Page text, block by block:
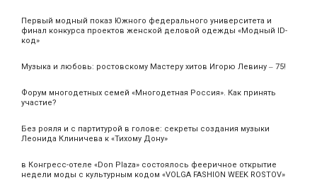
Первый модный показ Южного федерального университета и
финал конкурса проектов женской деловой одежды «Модный ID-
код»
Музыка и любовь: ростовскому Мастеру хитов Игорю Левину ‒ 75!
Форум многодетных семей «Многодетная Россия». Как принять
участие?
Без рояля и с партитурой в голове: секреты создания музыки
Леонида Клиничева к «Тихому Дону»
в Конгресс-отеле «Don Plaza» состоялось фееричное открытие
недели моды с культурным кодом «VOLGA FASHION WEEK ROSTOV»